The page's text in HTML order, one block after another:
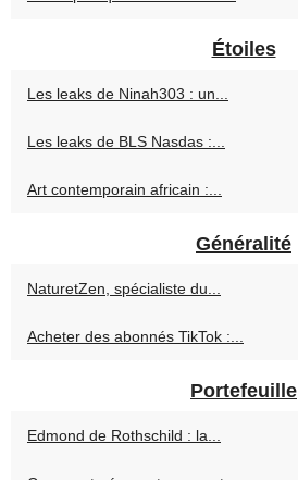
Étoiles
Les leaks de Ninah303 : un...
Les leaks de BLS Nasdas :...
Art contemporain africain :...
Généralité
NaturetZen, spécialiste du...
Acheter des abonnés TikTok :...
Portefeuille
Edmond de Rothschild : la...